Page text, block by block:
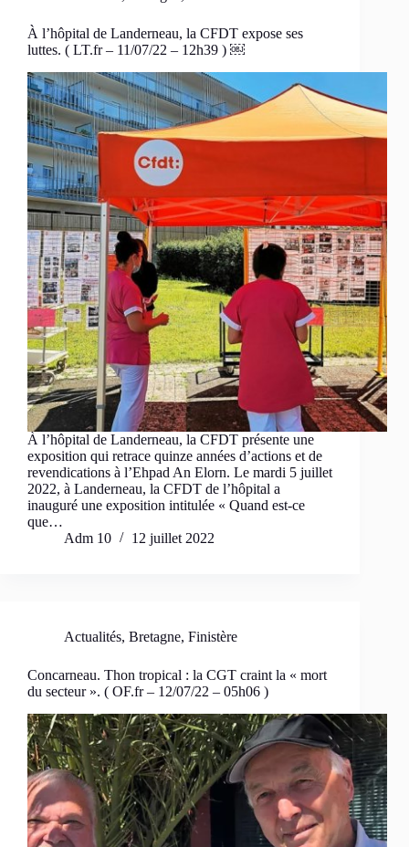
À l’hôpital de Landerneau, la CFDT expose ses
luttes. ( LT.fr – 11/07/22 – 12h39 ) ￼
À l’hôpital de Landerneau, la CFDT présente une
exposition qui retrace quinze années d’actions et de
revendications à l’Ehpad An Elorn. Le mardi 5 juillet
2022, à Landerneau, la CFDT de l’hôpital a
inauguré une exposition intitulée « Quand est-ce
que…
Adm 10
12 juillet 2022
Actualités, Bretagne, Finistère
Concarneau. Thon tropical : la CGT craint la « mort
du secteur ». ( OF.fr – 12/07/22 – 05h06 )